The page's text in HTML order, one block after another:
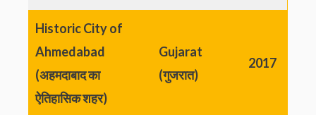
Historic City of
Ahmedabad
(अहमदाबाद का
ऐतिहासिक शहर)
Gujarat
(गुजरात)
2017